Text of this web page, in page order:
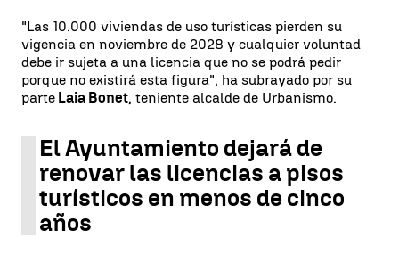
"Las 10.000 viviendas de uso turísticas pierden su
vigencia en noviembre de 2028 y cualquier voluntad
debe ir sujeta a una licencia que no se podrá pedir
porque no existirá esta figura", ha subrayado por su
parte Laia Bonet, teniente alcalde de Urbanismo.
El Ayuntamiento dejará de
renovar las licencias a pisos
turísticos en menos de cinco
años